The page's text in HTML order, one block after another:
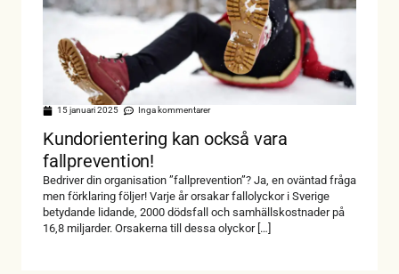
15 januari 2025 Inga kommentarer
Kundorientering kan också vara
fallprevention!
Bedriver din organisation ”fallprevention”? Ja, en oväntad fråga
men förklaring följer! Varje år orsakar fallolyckor i Sverige
betydande lidande, 2000 dödsfall och samhällskostnader på
16,8 miljarder. Orsakerna till dessa olyckor […]